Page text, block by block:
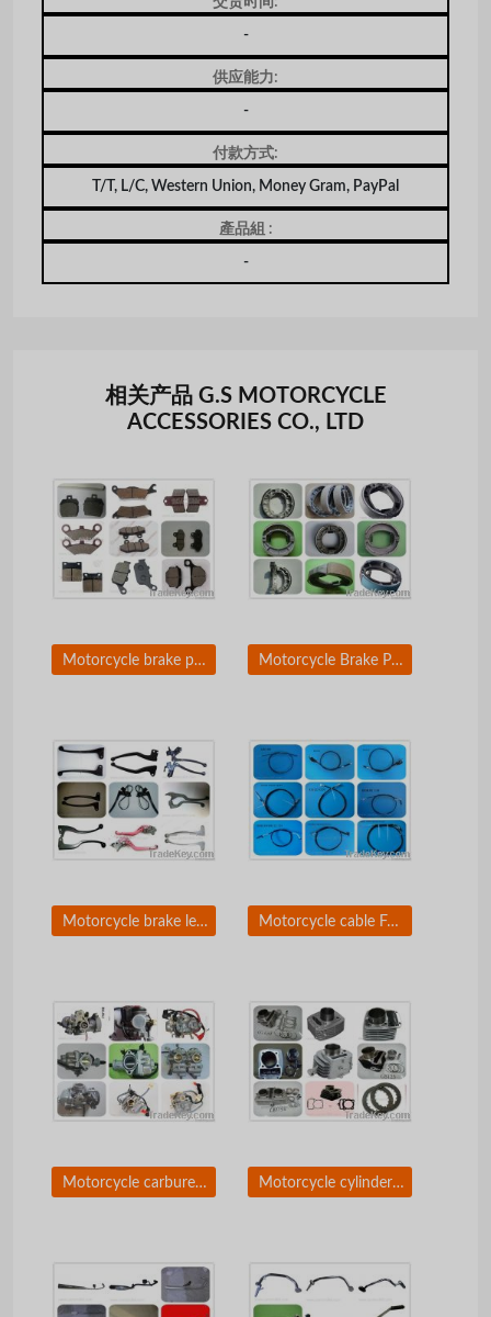
-
供应能力:
-
付款方式:
T/T, L/C, Western Union, Money Gram, PayPal
產品組 :
-
相关产品 G.S MOTORCYCLE
ACCESSORIES CO., LTD
Motorcycle brake pad for HONDA YAMAHA BAJAJ MOTOMEL EMPIREKEEWAY Motorcycle Brake Pad For Honda Yamaha Bajaj
Motorcycle brake lever for HONDA YAMAHA BAJAJ EMPIRE Motorcycle cable For Honda Yamaha Bajaj
Motorcycle carburetor For Honda Yamaha Bajaj Motorcycle cylinder for Honda Yamaha Bajaj